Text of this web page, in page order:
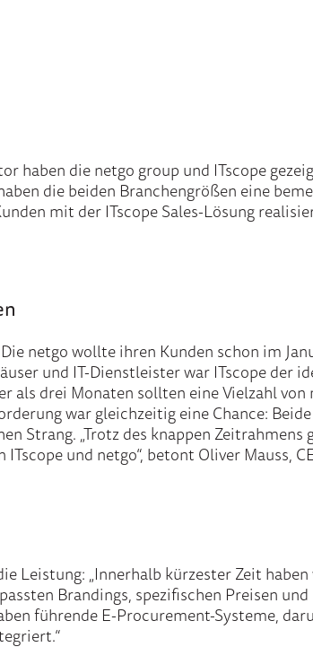
haben die netgo group und ITscope
die beiden Branchengrößen eine
mit der ITscope Sales-Lösung
netgo wollte ihren Kunden schon im
und IT-Dienstleister war ITscope der
als drei Monaten sollten eine Vielzahl
war gleichzeitig eine Chance:
Strang. „Trotz des knappen Zeitrahmens
und netgo“, betont Oliver Mauss,
Leistung: „Innerhalb kürzester Zeit
Brandings, spezifischen Preisen
führende E-Procurement-Systeme,